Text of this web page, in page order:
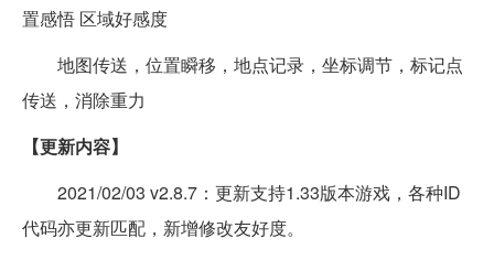
置感悟 区域好感度
地图传送，位置瞬移，地点记录，坐标调节，标记点
传送，消除重力
【更新内容】
2021/02/03 v2.8.7：更新支持1.33版本游戏，各种ID
代码亦更新匹配，新增修改友好度。